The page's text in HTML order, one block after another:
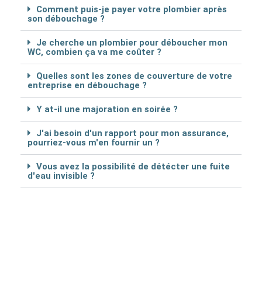
Comment puis-je payer votre plombier après
son débouchage ?
Je cherche un plombier pour déboucher mon
WC, combien ça va me coûter ?
Quelles sont les zones de couverture de votre
entreprise en débouchage ?
Y at-il une majoration en soirée ?
J'ai besoin d'un rapport pour mon assurance,
pourriez-vous m'en fournir un ?
Vous avez la possibilité de détécter une fuite
d'eau invisible ?